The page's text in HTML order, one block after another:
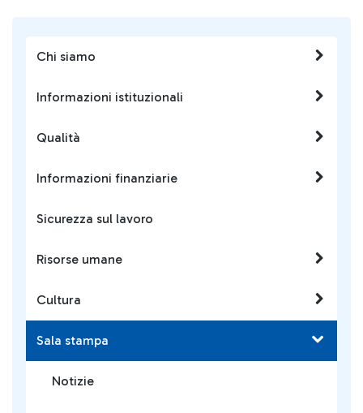
Chi siamo
Informazioni istituzionali
Qualità
Informazioni finanziarie
Sicurezza sul lavoro
Risorse umane
Cultura
Sala stampa
Notizie